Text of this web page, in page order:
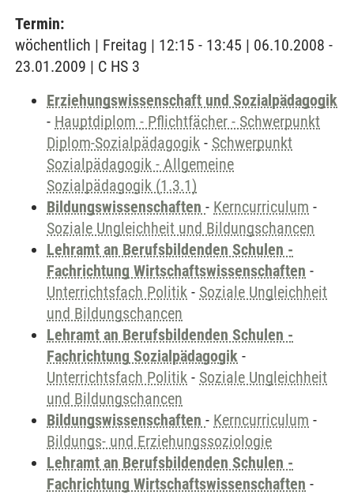
Termin:
wöchentlich | Freitag | 12:15 - 13:45 | 06.10.2008 -
23.01.2009 | C HS 3
Erziehungswissenschaft und Sozialpädagogik
- Hauptdiplom - Pflichtfächer - Schwerpunkt
Diplom-Sozialpädagogik - Schwerpunkt
Sozialpädagogik - Allgemeine
Sozialpädagogik (1.3.1)
Bildungswissenschaften - Kerncurriculum -
Soziale Ungleichheit und Bildungschancen
Lehramt an Berufsbildenden Schulen -
Fachrichtung Wirtschaftswissenschaften -
Unterrichtsfach Politik - Soziale Ungleichheit
und Bildungschancen
Lehramt an Berufsbildenden Schulen -
Fachrichtung Sozialpädagogik -
Unterrichtsfach Politik - Soziale Ungleichheit
und Bildungschancen
Bildungswissenschaften - Kerncurriculum -
Bildungs- und Erziehungssoziologie
Lehramt an Berufsbildenden Schulen -
Fachrichtung Wirtschaftswissenschaften -